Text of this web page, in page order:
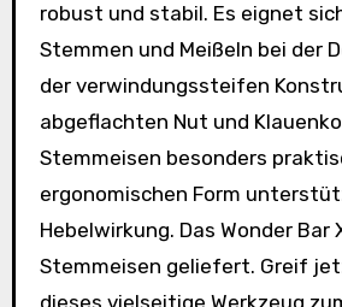
robust und stabil. Es eignet
Stemmen und Meißeln bei der
der verwindungssteifen
abgeflachten Nut und
Stemmeisen besonders
ergonomischen Form
Hebelwirkung. Das Wonder Bar
Stemmeisen geliefert. Greif
dieses vielseitige Werkzeug